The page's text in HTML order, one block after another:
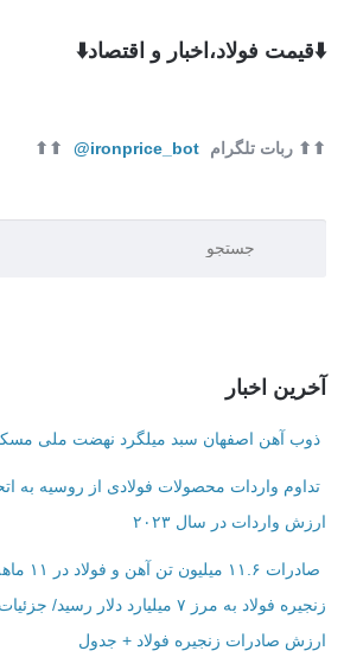
⬇️قیمت فولاد،اخبار و اقتصاد⬇️
⬆⬆ ربات تلگرام ironprice_bot@
⬆⬆
آخرین اخبار
ذوب آهن اصفهان سبد میلگرد نهضت ملی
تداوم واردات محصولات فولادی از روسیه به
ارزش واردات در سال ۲۰۲۳
صادرات
زنجیره فولاد به مرز ۷ میلیارد
ارزش صادرات زنجیره فولاد + جدول